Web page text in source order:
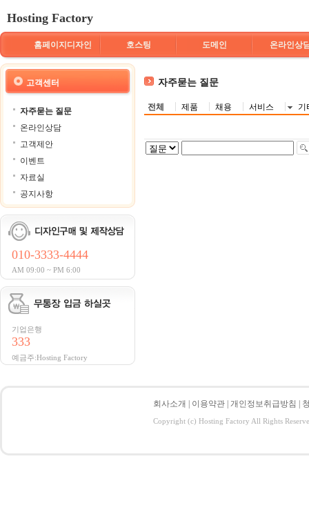
Hosting Factory
홈페이지디자인 호스팅 도메인 온라인상
고객센터
자주묻는 질문
온라인상담
고객제안
이벤트
자료실
공지사항
010-3333-4444
AM 09:00 ~ PM 6:00
기업은행
333
예금주:Hosting Factory
자주묻는 질문
전체 제품 채용 서비스 기
회사소개 이용약관 개인정보취급방침
Copyright (c) Hosting Factory All Rights